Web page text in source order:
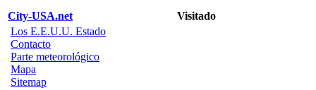
City-USA.net
Visitado
Los E.E.U.U. Estado
Contacto
Parte meteorológico
Mapa
Sitemap